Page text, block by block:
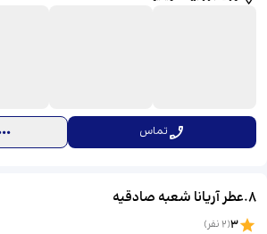
تماس
8
.عطر آریانا شعبه صادقیه
3
(
2نفر)